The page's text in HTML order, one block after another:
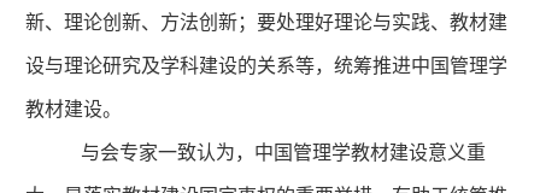
新、理论创新、方法创新；要处理好理论与实践、教材建
设与理论研究及学科建设的关系等，统筹推进中国管理学
教材建设。
与会专家一致认为，中国管理学教材建设意义重